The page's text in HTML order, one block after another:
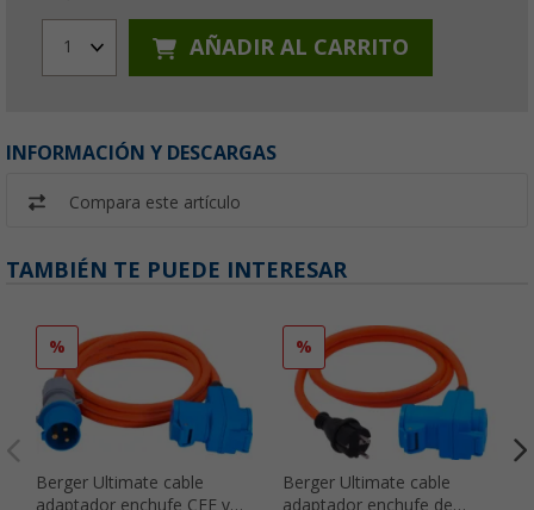
1 AÑADIR AL CARRITO
INFORMACIÓN Y DESCARGAS
Compara este artículo
TAMBIÉN TE PUEDE INTERESAR
%
Berger Ultimate cable
adaptador enchufe CEE y
%
Berger Ultimate cable
adaptador enchufe de